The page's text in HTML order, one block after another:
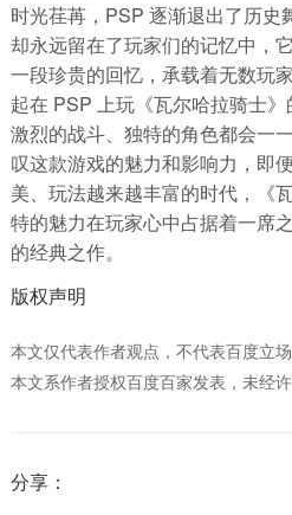
时光荏苒，PSP 逐渐退出了历史
却永远留在了玩家们的记忆中，
一段珍贵的回忆，承载着无数玩
起在 PSP 上玩《瓦尔哈拉骑士》
激烈的战斗、独特的角色都会一
叹这款游戏的魅力和影响力，即
美、玩法越来越丰富的时代，《
特的魅力在玩家心中占据着一席
的经典之作。
版权声明
本文仅代表作者观点，不代表百度立场
本文系作者授权百度百家发表，未经许
分享：